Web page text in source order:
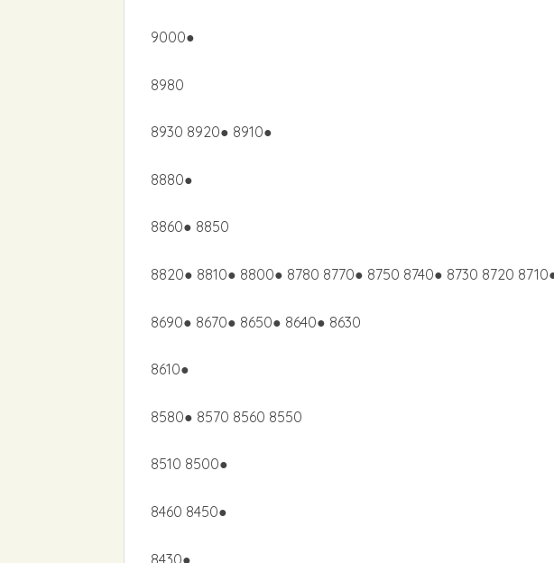
9000●
8980
8930 8920● 8910●
8880●
8860● 8850
8820● 8810● 8800● 8780 8770● 8750 8740● 8730 8720
8690● 8670● 8650● 8640● 8630
8610●
8580● 8570 8560 8550
8510 8500●
8460 8450●
8430●